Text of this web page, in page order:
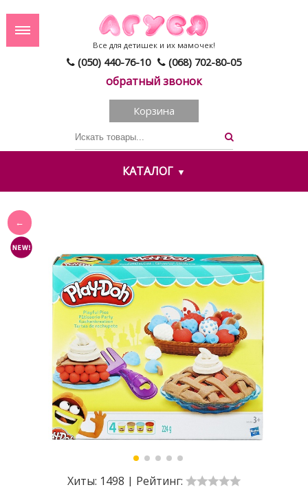
(050) 440-76-10 (068) 702-80-05
обратный звонок
Все для детишек и их мамочек!
Корзина
КАТАЛОГ
Хиты: 1498 | Рейтинг: